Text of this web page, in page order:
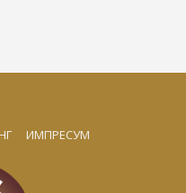
ИМПРЕСУМ